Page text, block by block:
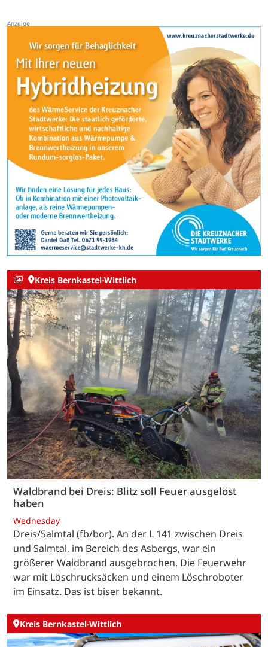
Kreis Bernkastel-Wittlich
Waldbrand bei Dreis: Blitz soll Feuer ausgelöst
haben
Wednesday
Dreis/Salmtal (fb/bor). An der L 141 zwischen Dreis
und Salmtal, im Bereich des Asbergs, war ein
größerer Waldbrand ausgebrochen. Die Feuerwehr
war mit Löschrucksäcken und einem Löschroboter
im Einsatz. Das ist biser bekannt.
Kreis Bernkastel-Wittlich